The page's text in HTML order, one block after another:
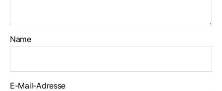
Name
E-Mail-Adresse